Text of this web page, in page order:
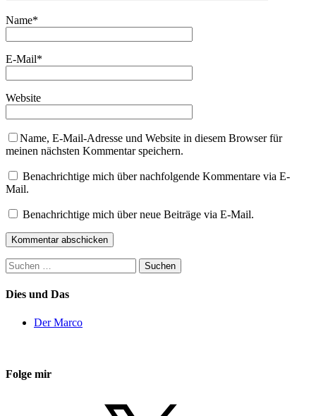
Name*
E-Mail*
Website
Name, E-Mail-Adresse und Website in diesem Browser für
meinen nächsten Kommentar speichern.
Benachrichtige mich über nachfolgende Kommentare via E-
Mail.
Benachrichtige mich über neue Beiträge via E-Mail.
Suchen
nach:
Dies und Das
Der Marco
Folge mir